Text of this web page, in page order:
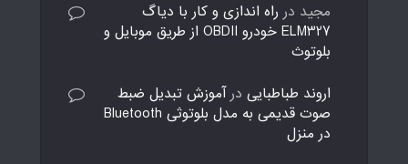
مجید در راه اندازی و کار با دیاگ
ELM327 خودرو OBDII از طریق موبایل و
بلوتوث
اروند طباطبایی در آموزش تبدیل ضبط
صوت قدیمی به مدل بلوتوثی Bluetooth
در منزل